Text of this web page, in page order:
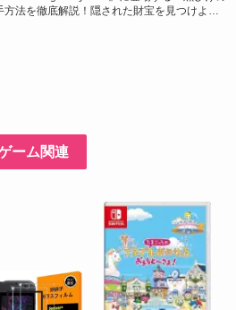
法を徹底解説！隠された財宝を見つけよ
ーム関連